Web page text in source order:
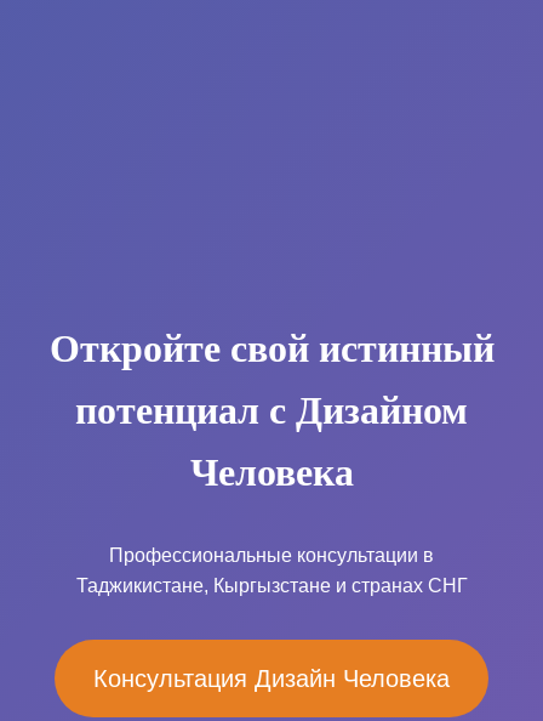
Откройте свой истинный
потенциал с Дизайном
Человека
Профессиональные консультации в
Таджикистане, Кыргызстане и странах СНГ
Консультация Дизайн Человека